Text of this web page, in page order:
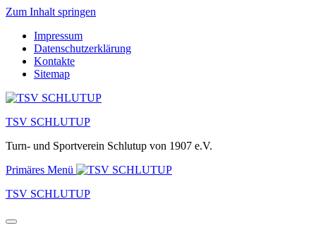
Zum Inhalt springen
Impressum
Datenschutzerklärung
Kontakte
Sitemap
TSV SCHLUTUP
Turn- und Sportverein Schlutup von 1907 e.V.
Primäres Menü
TSV SCHLUTUP